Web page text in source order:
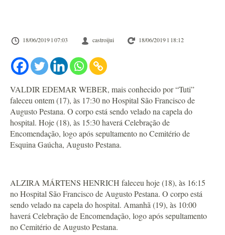
18/06/2019 l 07:03 castroijui 18/06/2019 l 18:12
VALDIR EDEMAR WEBER, mais conhecido por “Tuti”
faleceu ontem (17), às 17:30 no Hospital São Francisco de
Augusto Pestana. O corpo está sendo velado na capela do
hospital. Hoje (18), às 15:30 haverá Celebração de
Encomendação, logo após sepultamento no Cemitério de
Esquina Gaúcha, Augusto Pestana.
ALZIRA MÁRTENS HENRICH faleceu hoje (18), às 16:15
no Hospital São Francisco de Augusto Pestana. O corpo está
sendo velado na capela do hospital. Amanhã (19), às 10:00
haverá Celebração de Encomendação, logo após sepultamento
no Cemitério de Augusto Pestana.